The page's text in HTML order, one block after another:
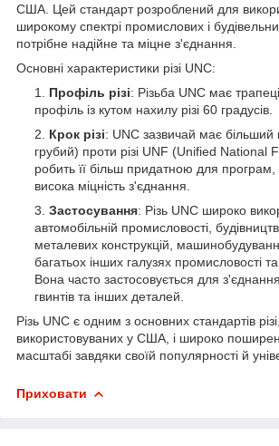
США. Цей стандарт розроблений для
широкому спектрі промислових і
потрібне надійне та міцне з'єднання.
Основні характеристики різі UNC:
Профіль різі: Різьба UNC має
профіль із кутом нахилу різі 60 градусів.
Крок різі: UNC зазвичай має більший
грубий) проти різі UNF (Unified
робить її більш придатною для програм,
висока міцність з'єднання.
Застосування: Різь UNC широко
автомобільній промисловості,
металевих конструкцій,
багатьох інших галузях промисловості
Вона часто застосовується для з'єднання
гвинтів та інших деталей.
Різь UNC є одним з основних стандартів різі,
використовуваних у США, і широко
масштабі завдяки своїй популярності й
Приховати